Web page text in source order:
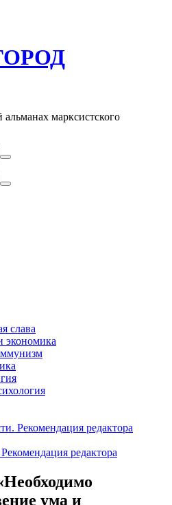
марксистского
слава
экономика
Рекомендация редактора
редактора
ума и